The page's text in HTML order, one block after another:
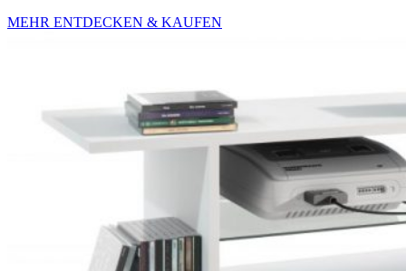
MEHR ENTDECKEN & KAUFEN